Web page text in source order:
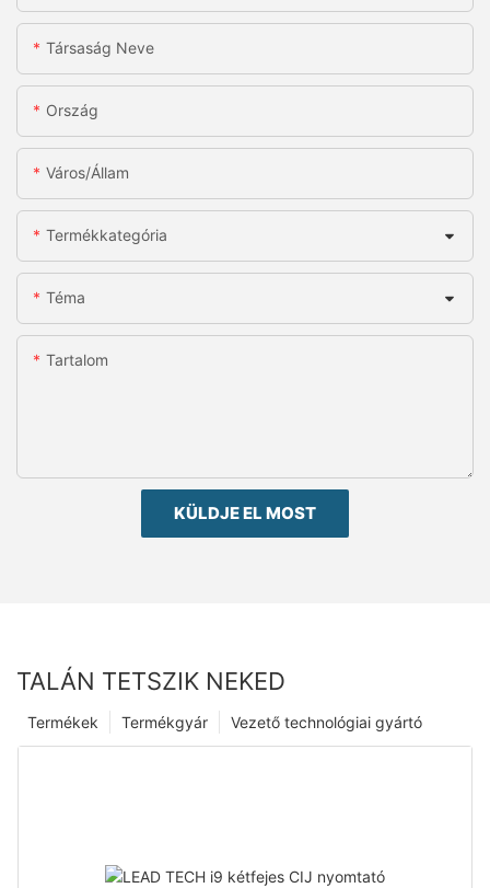
Társaság Neve
Ország
Város/állam
Termékkategória
Téma
Tartalom
KÜLDJE EL MOST
TALÁN TETSZIK NEKED
Vezető technológiai gyártó
Termékgyár
Termékek